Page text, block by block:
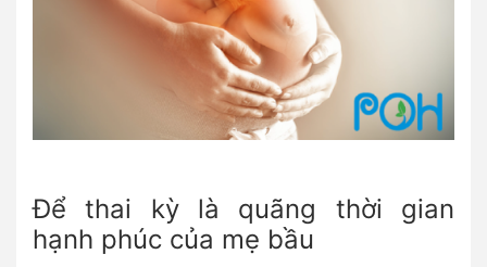
Để thai kỳ là quãng thời gian
hạnh phúc của mẹ bầu